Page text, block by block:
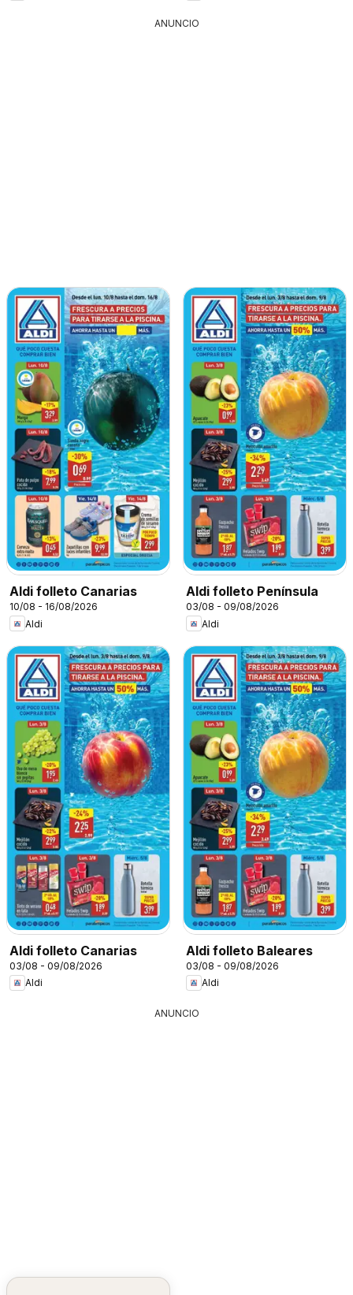
ANUNCIO
Aldi folleto Canarias
10/08 - 16/08/2026
Aldi
Aldi folleto Península
03/08 - 09/08/2026
Aldi
Aldi folleto Canarias
03/08 - 09/08/2026
Aldi
Aldi folleto Baleares
03/08 - 09/08/2026
Aldi
ANUNCIO